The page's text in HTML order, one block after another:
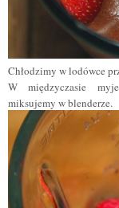
Chłodzimy w lodówce
W międzyczasie
miksujemy w blenderze.